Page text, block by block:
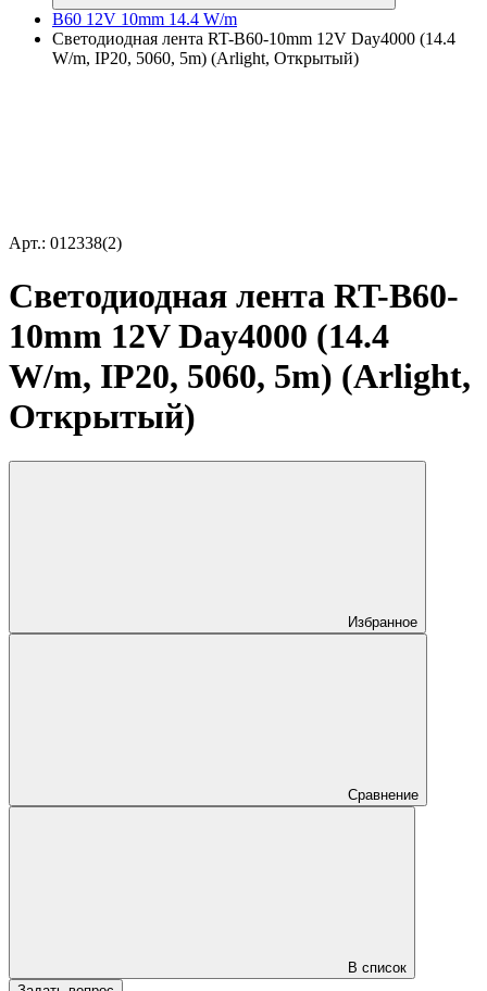
B60 12V 10mm 14.4 W/m
Светодиодная лента RT-B60-10mm 12V Day4000 (14.4
W/m, IP20, 5060, 5m) (Arlight, Открытый)
Арт.: 012338(2)
Светодиодная лента RT-B60-
10mm 12V Day4000 (14.4
W/m, IP20, 5060, 5m) (Arlight,
Открытый)
Избранное
Сравнение
В список